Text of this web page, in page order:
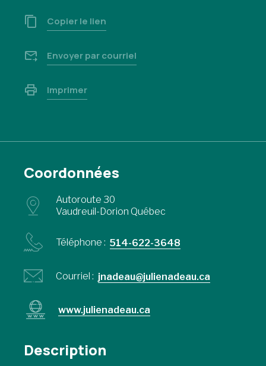
Copier le lien
Envoyer par courriel
Imprimer
Coordonnées
Autoroute 30
Vaudreuil-Dorion Québec
Téléphone : 514-622-3648
Courriel : jnadeau@julienadeau.ca
www.julienadeau.ca
Description